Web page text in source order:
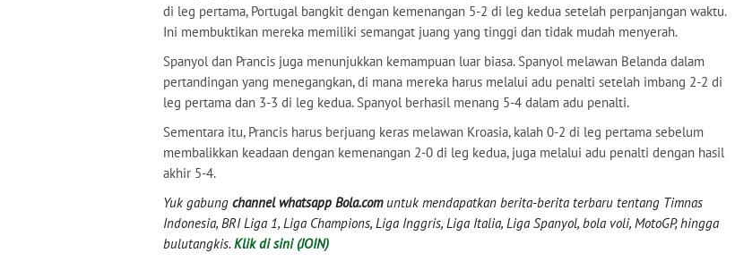
di leg pertama, Portugal bangkit dengan kemenangan 5-2 di leg kedua setelah perpanjangan waktu.
Ini membuktikan mereka memiliki semangat juang yang tinggi dan tidak mudah menyerah.
Spanyol dan Prancis juga menunjukkan kemampuan luar biasa. Spanyol melawan Belanda dalam
pertandingan yang menegangkan, di mana mereka harus melalui adu penalti setelah imbang 2-2 di
leg pertama dan 3-3 di leg kedua. Spanyol berhasil menang 5-4 dalam adu penalti.
Sementara itu, Prancis harus berjuang keras melawan Kroasia, kalah 0-2 di leg pertama sebelum
membalikkan keadaan dengan kemenangan 2-0 di leg kedua, juga melalui adu penalti dengan hasil
akhir 5-4.
Yuk gabung channel whatsapp Bola.comuntuk mendapatkan berita-berita terbaru tentang Timnas
Indonesia, BRI Liga 1, Liga Champions, Liga Inggris, Liga Italia, Liga Spanyol, bola voli, MotoGP, hingga
bulutangkis. Klik di sini (JOIN)